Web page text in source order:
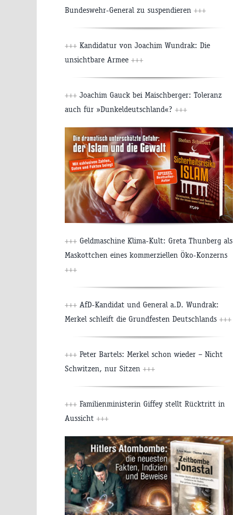
Bundeswehr-General zu suspendieren +++
+++ Kandidatur von Joachim Wundrak: Die
unsichtbare Armee +++
+++ Joachim Gauck bei Maischberger: Toleranz
auch für »Dunkeldeutschland«? +++
+++ Geldmaschine Klima-Kult: Greta Thunberg als
Maskottchen eines kommerziellen Öko-Konzerns
+++
+++ AfD-Kandidat und General a.D. Wundrak:
Merkel schleift die Grundfesten Deutschlands +++
+++ Peter Bartels: Merkel schon wieder – Nicht
Schwitzen, nur Sitzen +++
+++ Familienministerin Giffey stellt Rücktritt in
Aussicht +++